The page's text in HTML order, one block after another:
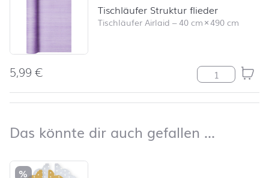
Tischläufer Struktur flieder
Tischläufer Airlaid –40 cm×490 cm
5,99€ Tischläufer
Das könnte dir auch gefallen …
Produktliste überspringen und zum Filter springen
%